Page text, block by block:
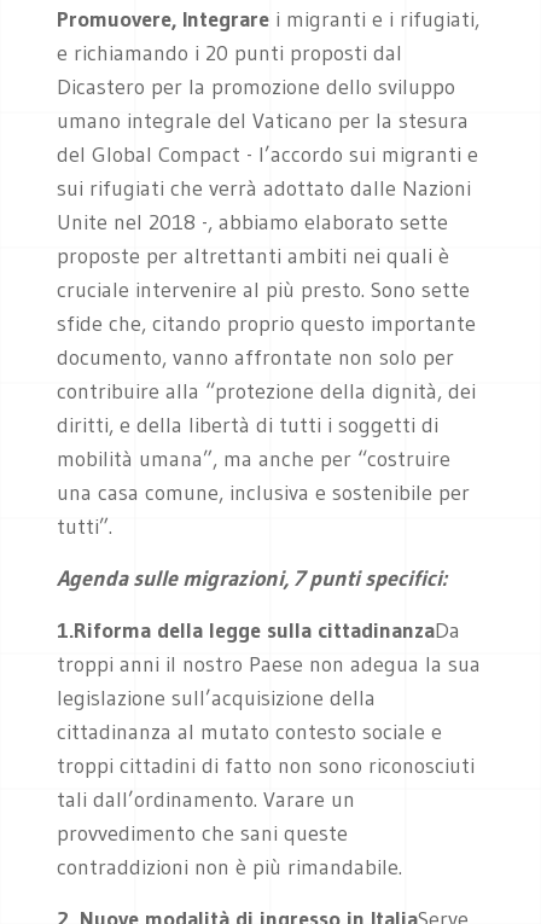
Promuovere, Integrare i migranti e i rifugiati,
e richiamando i 20 punti proposti dal
Dicastero per la promozione dello sviluppo
umano integrale del Vaticano per la stesura
del Global Compact - l’accordo sui migranti e
sui rifugiati che verrà adottato dalle Nazioni
Unite nel 2018 -, abbiamo elaborato sette
proposte per altrettanti ambiti nei quali è
cruciale intervenire al più presto. Sono sette
sfide che, citando proprio questo importante
documento, vanno affrontate non solo per
contribuire alla “protezione della dignità, dei
diritti, e della libertà di tutti i soggetti di
mobilità umana”, ma anche per “costruire
una casa comune, inclusiva e sostenibile per
tutti”.
Agenda sulle migrazioni, 7 punti specifici:
1.Riforma della legge sulla cittadinanzaDa
troppi anni il nostro Paese non adegua la sua
legislazione sull’acquisizione della
cittadinanza al mutato contesto sociale e
troppi cittadini di fatto non sono riconosciuti
tali dall’ordinamento. Varare un
provvedimento che sani queste
contraddizioni non è più rimandabile.